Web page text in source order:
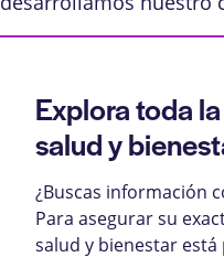
Explora toda
salud y
¿Buscas información
Para asegurar su
salud y bienestar